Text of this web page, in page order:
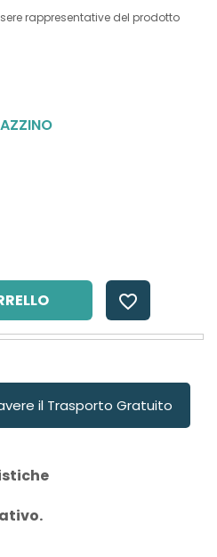
rappresentative del prodotto
favorite_border
il Trasporto Gratuito